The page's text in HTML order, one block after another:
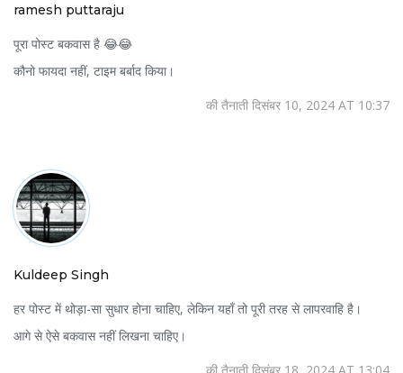
ramesh puttaraju
पूरा पोस्ट बकवास है 😂😂
कौनो फायदा नहीं, टाइम बर्बाद किया।
की तैनाती दिसंबर 10, 2024 AT 10:37
Kuldeep Singh
हर पोस्ट में थोड़ा-सा सुधार होना चाहिए, लेकिन यहाँ तो पूरी तरह से लापरवाहि है।
आगे से ऐसे बकवास नहीं लिखना चाहिए।
की तैनाती दिसंबर 18, 2024 AT 13:04